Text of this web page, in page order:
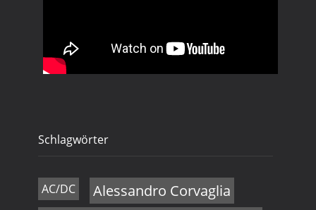
Schlagwörter
AC/DC Alessandro Corvaglia